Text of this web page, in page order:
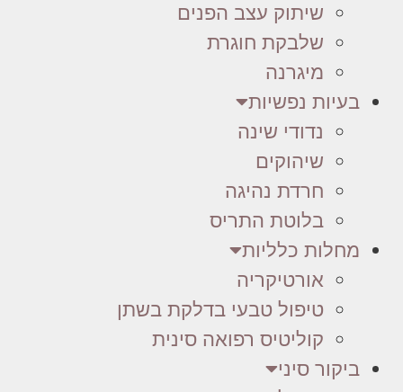
שיתוק עצב הפנים
שלבקת חוגרת
מיגרנה
בעיות נפשיות
נדודי שינה
שיהוקים
חרדת נהיגה
בלוטת התריס
מחלות כלליות
אורטיקריה
טיפול טבעי בדלקת בשתן
קוליטיס רפואה סינית
ביקור סיני